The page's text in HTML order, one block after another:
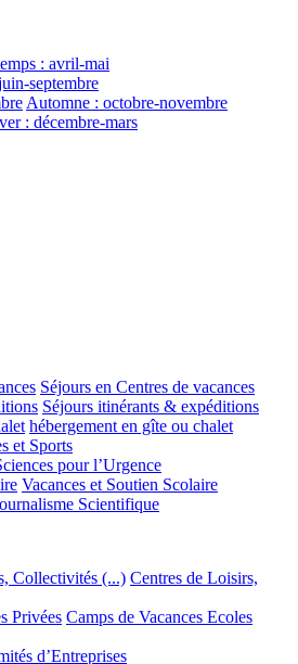
: avril-mai
septembre
Automne : octobre-novembre
: décembre-mars
Séjours en Centres de vacances
Séjours itinérants & expéditions
hébergement en gîte ou chalet
et Sports
pour l’Urgence
Vacances et Soutien Scolaire
Scientifique
Collectivités (...) Centres de Loisirs,
Privées Camps de Vacances Ecoles
d’Entreprises